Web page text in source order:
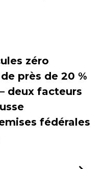
zéro
près de 20 %
deux facteurs
fédérales